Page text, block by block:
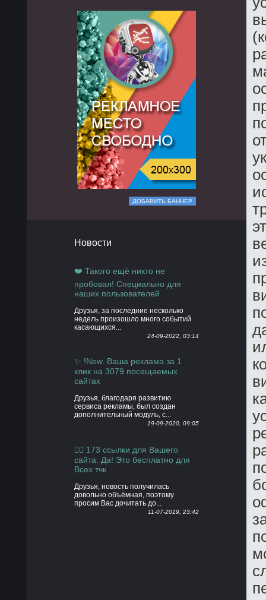
ДОБАВИТЬ БАННЕР
Новости
❤️ Такого ещё никто не
пробовал! Специально для
наших пользователей
Друзья, за последние несколько
недель произошло много событий
касающихся...
24-09-2022, 03:14
✨ !New. Ваша реклама за 1
клик на 3079 посещаемых
сайтах
Друзья, благодаря развитию
сервиса рекламы, был создан
дополнительный модуль, с...
19-09-2020, 09:05
👍🏻 173 ссылки для Вашего
сайта. Да! Это бесплатно для
Всех тчк
Друзья, новость получилась
довольно объёмная, поэтому
просим Вас дочитать до...
11-07-2019, 23:42